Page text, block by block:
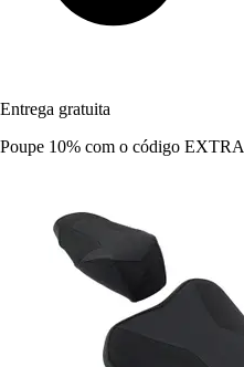
Entrega gratuita
Poupe 10% com o código EXTRA